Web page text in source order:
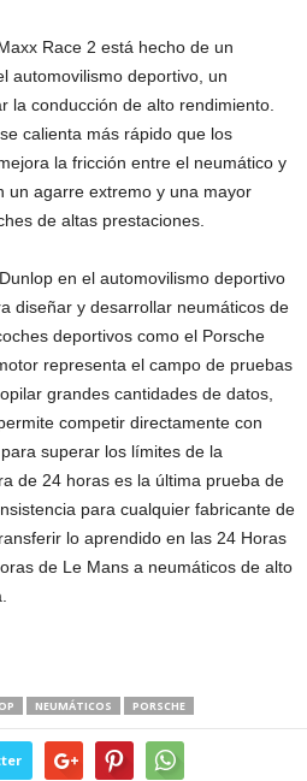
Race 2 está hecho de un
automovilismo deportivo, un
la conducción de alto rendimiento.
calienta más rápido que los
la fricción entre el neumático y
un agarre extremo y una mayor
de altas prestaciones.
en el automovilismo deportivo
diseñar y desarrollar neumáticos de
deportivos como el Porsche
representa el campo de pruebas
grandes cantidades de datos,
competir directamente con
superar los límites de la
de 24 horas es la última prueba de
para cualquier fabricante de
lo aprendido en las 24 Horas
de Le Mans a neumáticos de alto
NEUMÁTICOS PORSCHE